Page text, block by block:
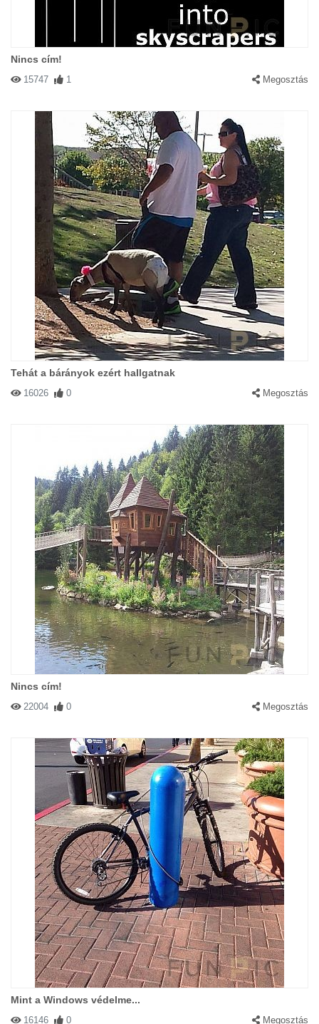
Nincs cím!
15747 1 Megosztás
Tehát a bárányok ezért hallgatnak
16026 0 Megosztás
Nincs cím!
22004 0 Megosztás
Mint a Windows védelme...
16146 0 Megosztás